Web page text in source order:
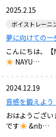
2025.2.15
ボイストレーニ
夢に向けての一
こんにちは、【
NAYU…
2024.12.19
音感を鍛えよう
おはようござい
です
&nb…